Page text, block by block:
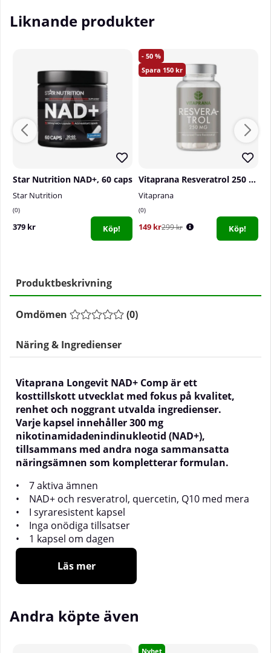
Liknande produkter
Star Nutrition NAD+, 60 caps
Star Nutrition
0
379 kr Köp!
50
150
Vitaprana Resveratrol 250 mg, 60 caps
Vitaprana
0
149 kr299 kr Köp!
Produktbeskrivning
Omdömen (0)
Näring & Ingredienser
Vitaprana Longevit NAD+ Comp är ett
kosttillskott utvecklat med fokus på kvalitet,
renhet och noggrant utvalda ingredienser.
Varje kapsel innehåller 300 mg
nikotinamidadenindinukleotid (NAD+),
tillsammans med andra noga sammansatta
näringsämnen som kompletterar formulan.
• 7 aktiva ämnen
• NAD+ och resveratrol, quercetin, Q10 med mera
• I syraresistent kapsel
• Inga onödiga tillsatser
• 1 kapsel om dagen
Noggrant sammansatt komplex
avancerat kosttillskott med fokus på renhet, kvalitet
och vetenskapligt utvalda ingredienser.
(nikotinamidadenindinukleotid) tillsammans med
Läs mer
Andra köpte även
Nyhet